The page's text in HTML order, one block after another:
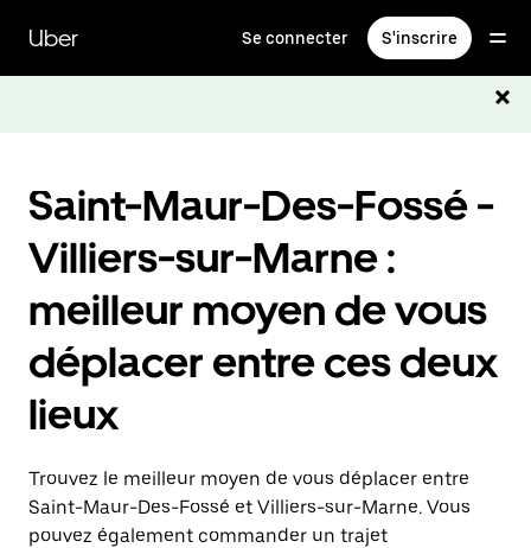
contenu
principal
Uber Se connecter S'inscrire
Saint-Maur-Des-Fossé -
Villiers-sur-Marne :
meilleur moyen de vous
déplacer entre ces deux
lieux
Trouvez le meilleur moyen de vous déplacer entre
Saint-Maur-Des-Fossé et Villiers-sur-Marne. Vous
pouvez également commander un trajet